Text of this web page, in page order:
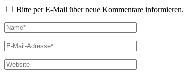
Bitte per E-Mail über neue Kommentare informieren.
Name*
E-
Mail-
Adresse*
Website